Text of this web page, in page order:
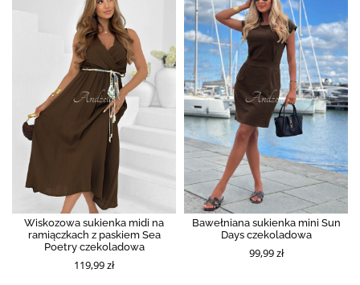
Wiskozowa sukienka midi na
ramiączkach z paskiem Sea
Poetry czekoladowa
119,99 zł
Bawełniana sukienka mini Sun
Days czekoladowa
99,99 zł